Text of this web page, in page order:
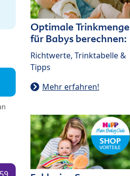
Optimale Trinkmenge
für Babys berechnen:
Richtwerte, Trinktabelle &
Tipps
Mehr erfahren!